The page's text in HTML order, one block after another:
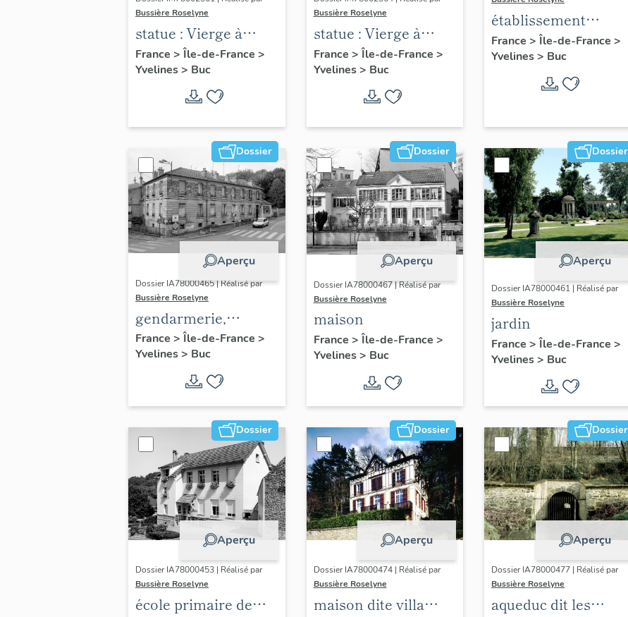
Bussière Roselyne
statue : Vierge à
l'Enfant (n°2)
France > Île-de-France >
Yvelines> Buc
Bussière Roselyne
statue : Vierge à
l'Enfant (n°1)
France > Île-de-France >
Yvelines> Buc
établissement
aéronautique dit
aéroparc Louis-
France > Île-de-France >
Yvelines> Buc
Dossier
Aperçu
Dossier IA78000465 | Réalisé par
Bussière Roselyne
gendarmerie,
actuellement
immeuble
France > Île-de-France >
Yvelines> Buc
Dossier
Aperçu
Dossier IA78000467 | Réalisé par
Bussière Roselyne
maison
France > Île-de-France >
Yvelines> Buc
Dossier
Aperçu
Dossier IA78000461 | Réalisé par
Bussière Roselyne
jardin
France > Île-de-France >
Yvelines> Buc
Dossier
Aperçu
Dossier IA78000453 | Réalisé par
Bussière Roselyne
école primaire de
Dossier
Aperçu
Dossier IA78000474 | Réalisé par
Bussière Roselyne
maison dite villa
Dossier
Aperçu
Dossier IA78000477 | Réalisé par
Bussière Roselyne
aqueduc dit les